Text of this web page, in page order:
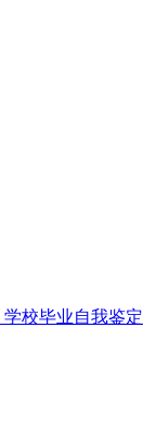
学校毕业自我鉴定